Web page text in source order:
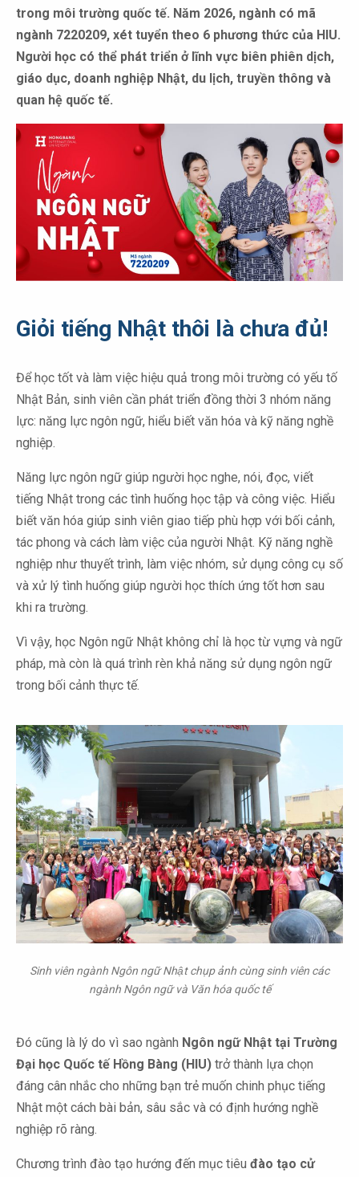
trong môi trường quốc tế. Năm 2026, ngành có mã
ngành 7220209, xét tuyển theo 6 phương thức của HIU.
Người học có thể phát triển ở lĩnh vực biên phiên dịch,
giáo dục, doanh nghiệp Nhật, du lịch, truyền thông và
quan hệ quốc tế.
Giỏi tiếng Nhật thôi là chưa đủ!
Để học tốt và làm việc hiệu quả trong môi trường có yếu tố
Nhật Bản, sinh viên cần phát triển đồng thời 3 nhóm năng
lực: năng lực ngôn ngữ, hiểu biết văn hóa và kỹ năng nghề
nghiệp.
Năng lực ngôn ngữ giúp người học nghe, nói, đọc, viết
tiếng Nhật trong các tình huống học tập và công việc. Hiểu
biết văn hóa giúp sinh viên giao tiếp phù hợp với bối cảnh,
tác phong và cách làm việc của người Nhật. Kỹ năng nghề
nghiệp như thuyết trình, làm việc nhóm, sử dụng công cụ số
và xử lý tình huống giúp người học thích ứng tốt hơn sau
khi ra trường.
Vì vậy, học Ngôn ngữ Nhật không chỉ là học từ vựng và ngữ
pháp, mà còn là quá trình rèn khả năng sử dụng ngôn ngữ
trong bối cảnh thực tế.
Sinh viên ngành Ngôn ngữ Nhật chụp ảnh cùng sinh viên các
ngành Ngôn ngữ và Văn hóa quốc tế
Đó cũng là lý do vì sao ngành Ngôn ngữ Nhật tại Trường
Đại học Quốc tế Hồng Bàng (HIU) trở thành lựa chọn
đáng cân nhắc cho những bạn trẻ muốn chinh phục tiếng
Nhật một cách bài bản, sâu sắc và có định hướng nghề
nghiệp rõ ràng.
Chương trình đào tạo hướng đến mục tiêu đào tạo cử